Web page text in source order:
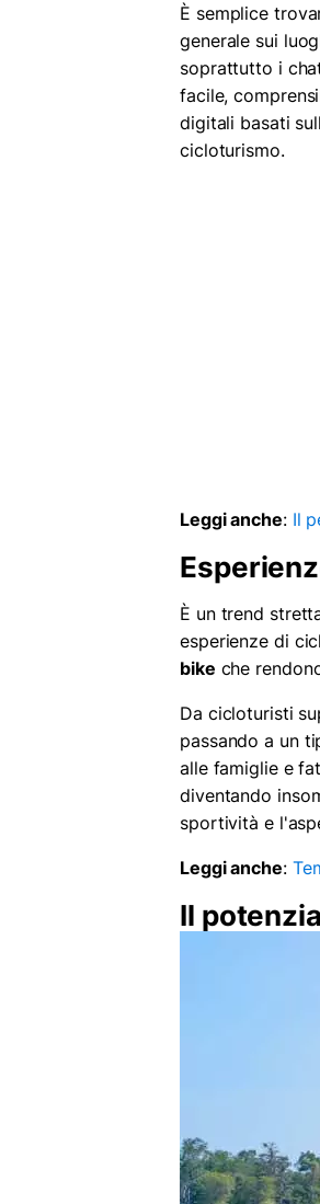
È semplice
generale sui
soprattutto i
facile,
digitali basati
cicloturismo.
Leggi anche: Il
È un trend
esperienze di
bike che
Da cicloturisti
passando a un
alle famiglie e
diventando
sportività e
Leggi anche:
Il